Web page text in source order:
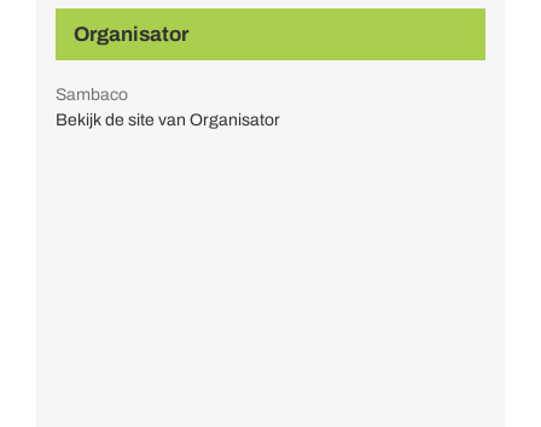
Organisator
Sambaco
Bekijk de site van Organisator